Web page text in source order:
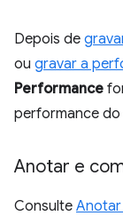
Depois de
ou gravar a
Performance
performance
Anotar e
Consulte